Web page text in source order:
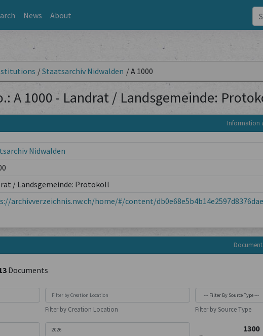
News About
/Staatsarchiv Nidwalden /A 1000
A 1000 - Landrat / Landsgemeinde:
Information
Nidwalden
/ Landsgemeinde: Protokoll
archivverzeichnis.nw.ch/home/#/content/
Documents
Filter by Creation Location Filter by Source Type